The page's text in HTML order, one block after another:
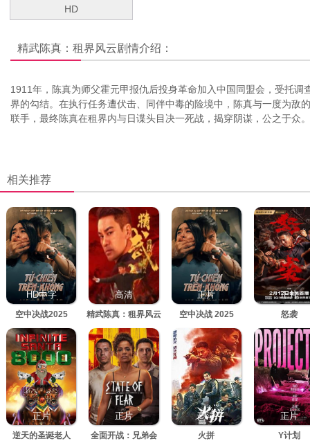
HD
精武陈真：租界风云剧情介绍：
1911年，陈真为师父霍元甲报仇后投身革命加入中国同盟会，受托调
界的勾结。在执行任务遭伏击、同伴中毒的险境中，陈真与一度为敌
联手，最终陈真在租界内与日谍头目决一死战，揭穿阴谋，公之于众。
相关推荐
HD中字
空中决战2025
高清
精武陈真：租界风云
正片
空中决战 2025
正片
怒袭
正片
逆天的圣诞老人
正片
全面开战：兄弟会
高清
火拼
正片
Y计划